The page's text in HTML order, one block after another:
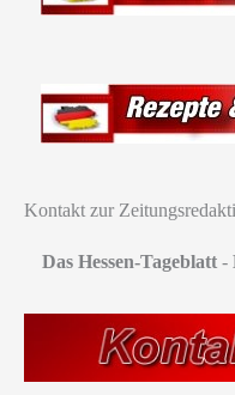
Kontakt zur
Das Hessen-Tageblatt -